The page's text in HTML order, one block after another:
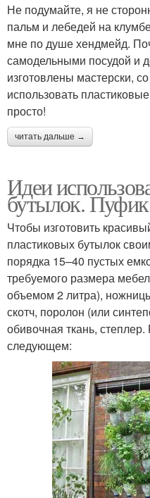
Не подумайте, я не
пальм и лебедей на
мне по душе хендмейд.
самодельными посудой и
изготовлены мастерски,
использовать
просто!
читать дальше →
Идеи
бутылок. Пуфик
Чтобы изготовить
пластиковых бутылок
порядка 15–40 пустых
требуемого размера
объемом 2 литра),
скотч, поролон (или
обивочная ткань,
следующем: